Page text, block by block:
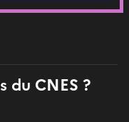
du CNES ?